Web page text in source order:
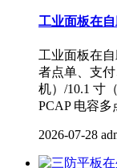
工业面板在
工业面板在
者点单、支
机）/10.1 寸
PCAP 电容多
2026-07-28